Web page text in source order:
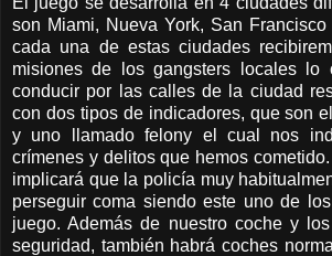
son Miami, Nueva York, San
cada una de estas ciudades
misiones de los gangsters locales lo
conducir por las calles de la ciudad
con dos tipos de indicadores, que son
y uno llamado felony el cual nos
crímenes y delitos que hemos
implicará que la policía muy
perseguir coma siendo este uno de
juego. Además de nuestro coche y
seguridad, también habrá coches